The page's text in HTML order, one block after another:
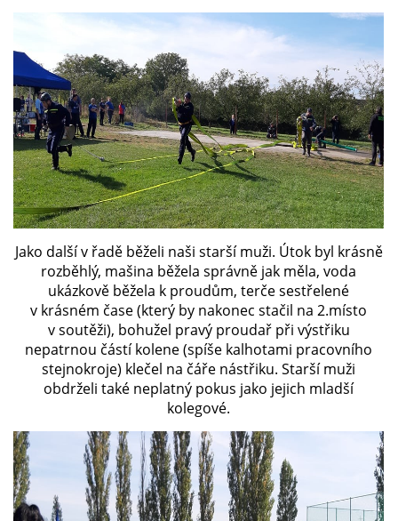
SH ČMS - SDH STŘÍŽOVICE
Střížovice 157, 332 07
IČO: 49183516
číslo účtu: 193707116/0300
datové schránky: d3twtd3
Starosta sboru: Vladimír Plic
tel: +420 603 789 645
email: PlicVlada@seznam.cz
© 2026 eStránky.cz | Tisk|Aktualizováno: 5. 8. 2026 |Nahoru ↑
Jako další v řadě běželi naši starší muži. Útok byl krásně
rozběhlý, mašina běžela správně jak měla, voda
ukázkově běžela k proudům, terče sestřelené
v krásném čase (který by nakonec stačil na 2.místo
v soutěži), bohužel pravý proudař při výstřiku
nepatrnou částí kolene (spíše kalhotami pracovního
stejnokroje) klečel na čáře nástřiku. Starší muži
obdrželi také neplatný pokus jako jejich mladší
kolegové.